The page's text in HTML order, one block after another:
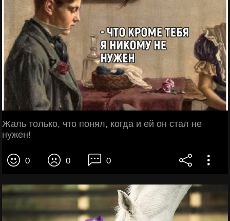
Жаль только, что понял, когда и ей он стал не
нужен!
0 0 0